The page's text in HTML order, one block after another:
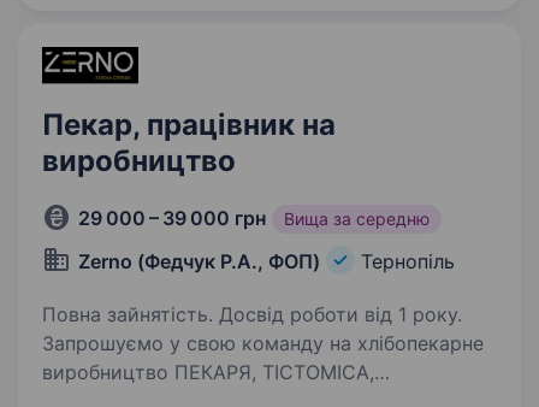
Пекар, працівник на
виробництво
29 000 – 39 000 грн Вища за середню
Zerno (Федчук Р.А., ФОП) Тернопіль
Повна зайнятість. Досвід роботи від 1 року.
Запрошуємо у свою команду на хлібопекарне
виробництво ПЕКАРЯ, ТІСТОМІСА,